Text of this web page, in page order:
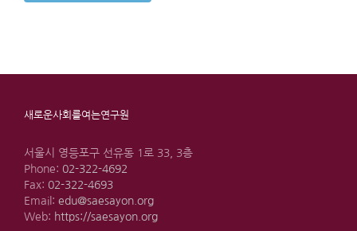
새로운사회를여는연구원
서울시 영등포구 선유동 1로 33, 3층
Phone: 02-322-4692
Fax: 02-322-4693
Email: edu@saesayon.org
Web: https://saesayon.org